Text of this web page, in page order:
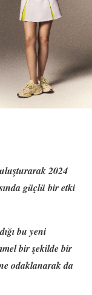
2024
güçlü bir etki
bu yeni
bir şekilde bir
odaklanarak da